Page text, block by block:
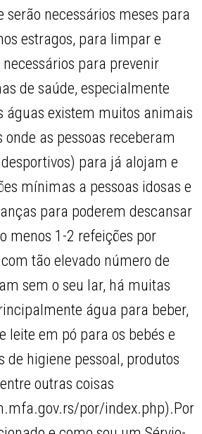
serão necessários meses para
estragos, para limpar e
para prevenir
de saúde, especialmente
águas existem muitos animais
as pessoas receberam
para já alojam e
mínimas a pessoas idosas e
para poderem descansar
menos 1-2 refeições por
tão elevado número de
sem o seu lar, há muitas
água para beber,
leite em pó para os bebés e
de higiene pessoal, produtos
outras coisas
por/index.php).Por